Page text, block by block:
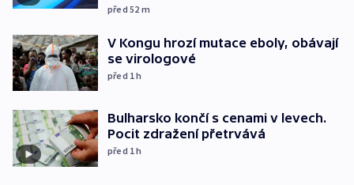
před 52 m
V Kongu hrozí mutace eboly, obávají
se virologové
před 1h
Bulharsko končí s cenami v levech.
Pocit zdražení přetrvává
před 1h